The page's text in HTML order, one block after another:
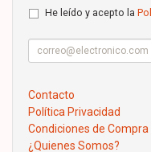
He leído y acepto la
Contacto
Política Privacidad
Condiciones de Compra
¿Quienes Somos?